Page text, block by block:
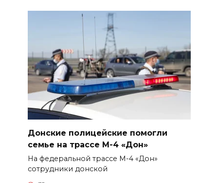
Донские полицейские помогли
семье на трассе М-4 «Дон»
На федеральной трассе М-4 «Дон»
сотрудники донской